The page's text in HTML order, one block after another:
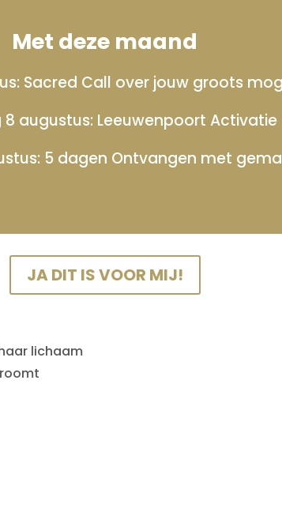
Met deze maand
Sacred Call over jouw groots
augustus: Leeuwenpoort Activatie
5 dagen Ontvangen met
JA DIT IS VOOR MIJ!
lichaam